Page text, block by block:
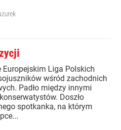
Europejskim Liga Polskich
wśród zachodnich
Padło między innymi
Doszło
spotkanka, na którym